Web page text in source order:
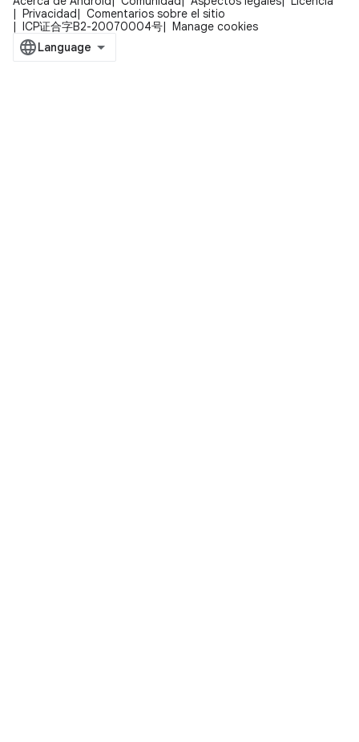
Privacidad
Comentarios sobre el sitio
ICP证合字B2-20070004号
Manage cookies